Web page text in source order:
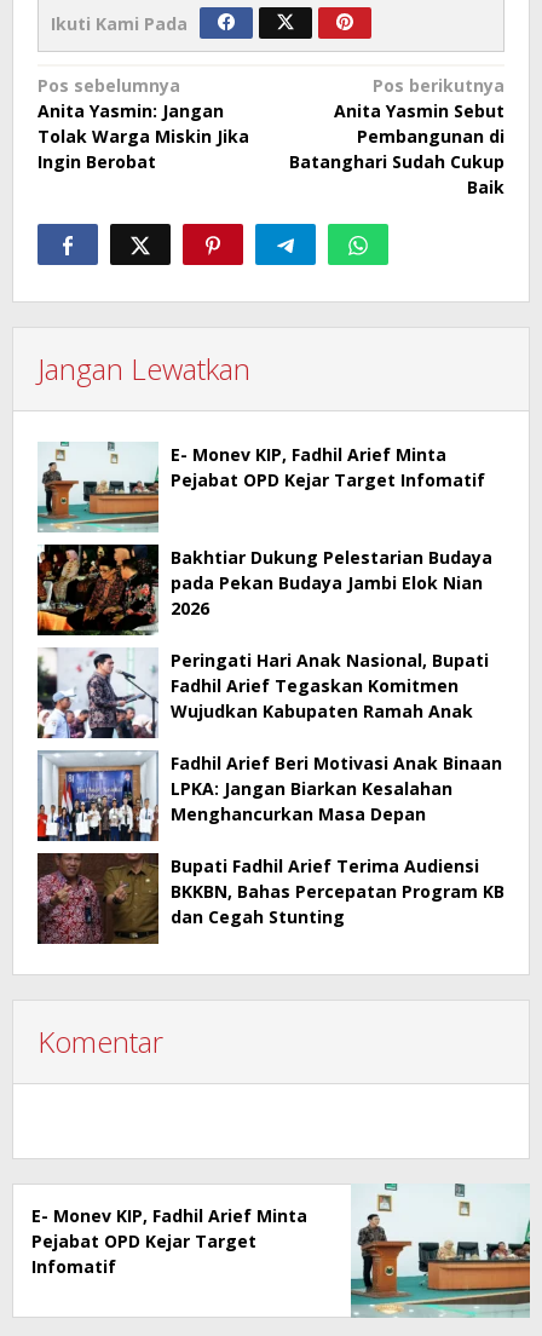
Ikuti Kami Pada
Navigasi
pos
Pos sebelumnya
Anita Yasmin: Jangan
Tolak Warga Miskin Jika
Ingin Berobat
Pos berikutnya
Anita Yasmin Sebut
Pembangunan di
Batanghari Sudah Cukup
Baik
Jangan Lewatkan
E- Monev KIP, Fadhil Arief Minta
Pejabat OPD Kejar Target Infomatif
Bakhtiar Dukung Pelestarian Budaya
pada Pekan Budaya Jambi Elok Nian
2026
Peringati Hari Anak Nasional, Bupati
Fadhil Arief Tegaskan Komitmen
Wujudkan Kabupaten Ramah Anak
Fadhil Arief Beri Motivasi Anak Binaan
LPKA: Jangan Biarkan Kesalahan
Menghancurkan Masa Depan
Bupati Fadhil Arief Terima Audiensi
BKKBN, Bahas Percepatan Program KB
dan Cegah Stunting
Komentar
E- Monev KIP, Fadhil Arief Minta
Pejabat OPD Kejar Target
Infomatif